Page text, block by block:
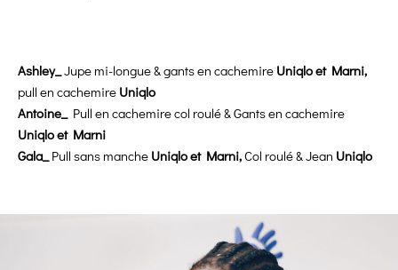
Ashley_Jupe mi-longue & gants en cachemire Uniqlo et Marni,
pull en cachemire Uniqlo
Antoine_Pull en cachemire col roulé & Gants en cachemire
Uniqlo et Marni
Gala_Pull sans manche Uniqlo et Marni,Col roulé & Jean Uniqlo